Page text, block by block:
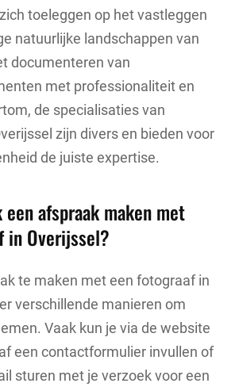
toeleggen op het vastleggen
natuurlijke landschappen van
documenteren van
met professionaliteit en
de specialisaties van
zijn divers en bieden voor
de juiste expertise.
afspraak maken met
in Overijssel?
te maken met een fotograaf in
verschillende manieren om
Vaak kun je via de website
een contactformulier invullen of
sturen met je verzoek voor een